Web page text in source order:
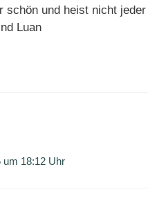
schön und heist nicht jeder
️Luan
um 18:12 Uhr